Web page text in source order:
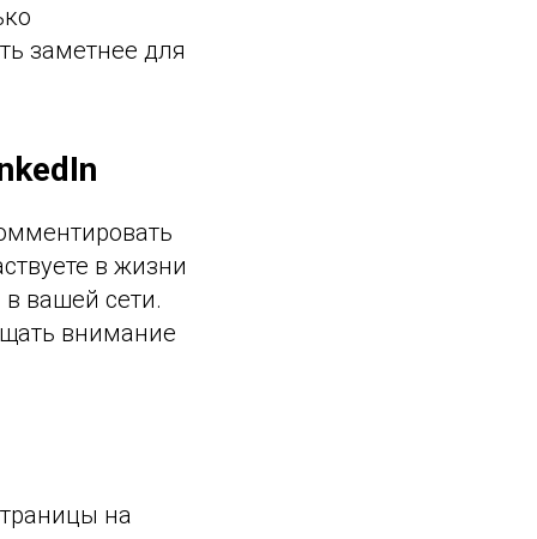
заметнее для
в жизни
вашей сети.
внимание
на